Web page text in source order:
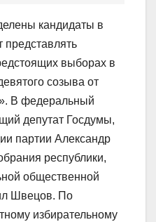
кандидаты в
представлять
выборах в
созыва от
В федеральный
депутат Госдумы,
партии Александр
республики,
общественной
Швецов. По
избирательному